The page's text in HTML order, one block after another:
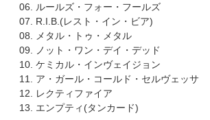
06. ルールズ・フォー・フールズ
07. R.I.B.(レスト・イン・ビア)
08. メタル・トゥ・メタル
09. ノット・ワン・デイ・デッド
10. ケミカル・インヴェイジョン
11. ア・ガール・コールド・セルヴェッサ
12. レクティファイア
13. エンプティ(タンカード)